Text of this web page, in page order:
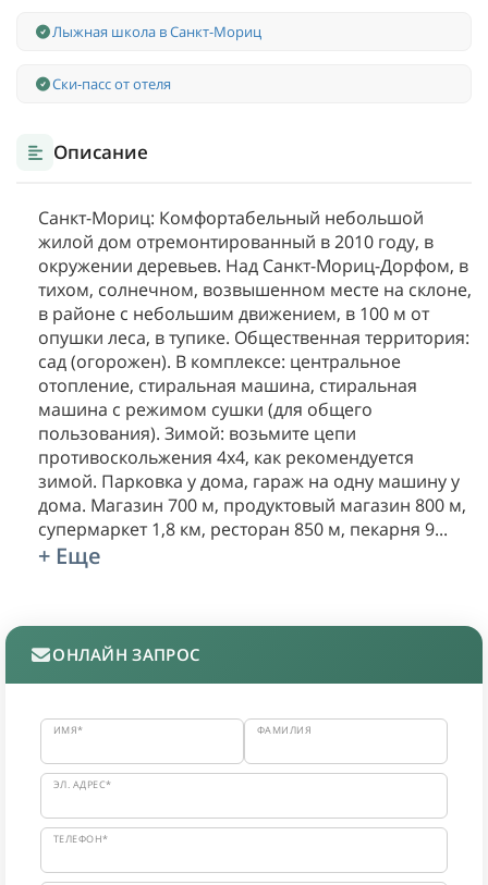
Лыжная школа в Санкт-Мориц
Ски-пасс от отеля
Описание
Санкт-Мориц: Комфортабельный небольшой
жилой дом отремонтированный в 2010 году, в
окружении деревьев. Над Санкт-Мориц-Дорфом, в
тихом, солнечном, возвышенном месте на склоне,
в районе с небольшим движением, в 100 м от
опушки леса, в тупике. Общественная территория:
сад (огорожен). В комплексе: центральное
отопление, стиральная машина, стиральная
машина с режимом сушки (для общего
пользования). Зимой: возьмите цепи
противоскольжения 4х4, как рекомендуется
зимой. Парковка у дома, гараж на одну машину у
дома. Магазин 700 м, продуктовый магазин 800 м,
супермаркет 1,8 км, ресторан 850 м, пекарня 9...
+ Еще
ОНЛАЙН ЗАПРОС
ИМЯ* ФАМИЛИЯ
ЭЛ. АДРЕС*
ТЕЛЕФОН*